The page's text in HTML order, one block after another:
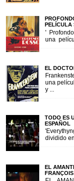
PELÍCULA
'
una
EL
una
y ...
TODO ES
ESPAÑOL
dividido
EL